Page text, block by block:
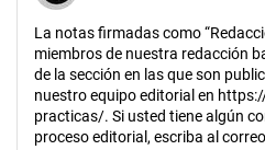
La notas firmadas como
miembros de nuestra redacción
de la sección en las que son
nuestro equipo editorial en
practicas/. Si usted tiene algún
proceso editorial, escriba al